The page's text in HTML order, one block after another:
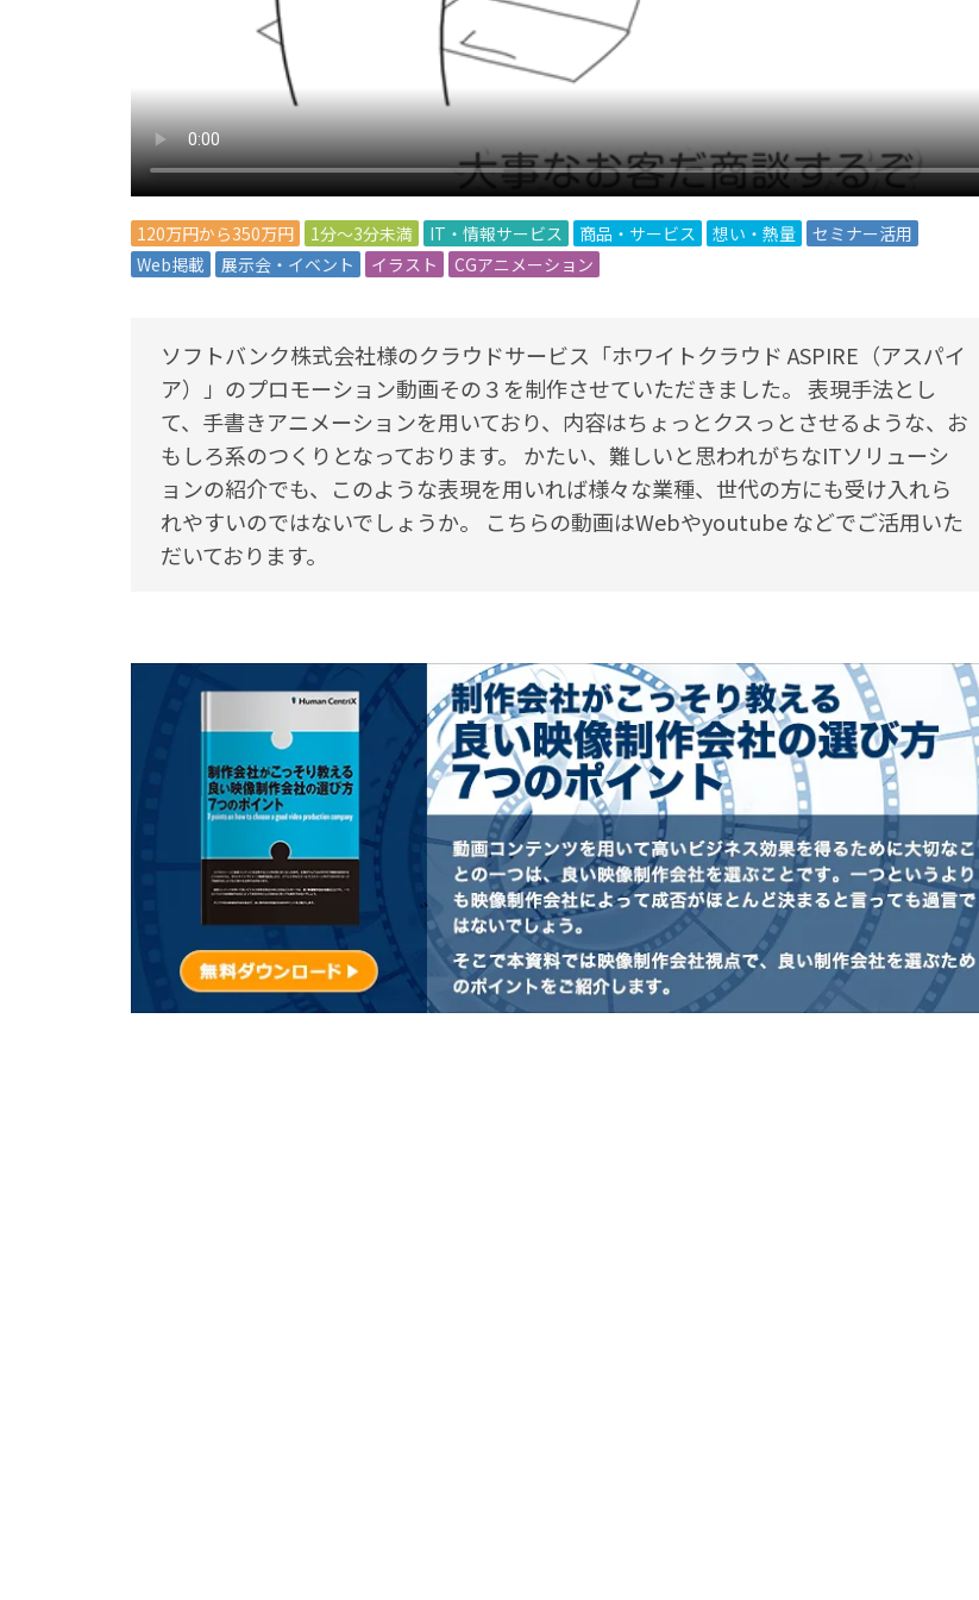
120万円から350万円 1分～3分未満 IT・情報サービス 商品・サービス 想い・熱量
セミナー活用
Web掲載
展示会・イベント イラスト CGアニメーション
ソフトバンク株式会社様のクラウドサービス「ホワイトクラウド ASPIRE（アスパイ
ア）」のプロモーション動画その３を制作させていただきました。 表現手法とし
て、手書きアニメーションを用いており、内容はちょっとクスっとさせるような、お
もしろ系のつくりとなっております。 かたい、難しいと思われがちなITソリューシ
ョンの紹介でも、このような表現を用いれば様々な業種、世代の方にも受け入れら
れやすいのではないでしょうか。 こちらの動画はWebやyoutube などでご活用いた
だいております。